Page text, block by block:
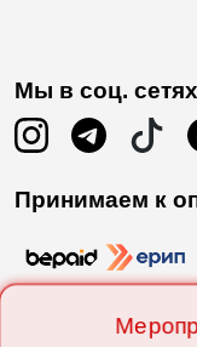
Мы в соц. сетях
Принимаем к